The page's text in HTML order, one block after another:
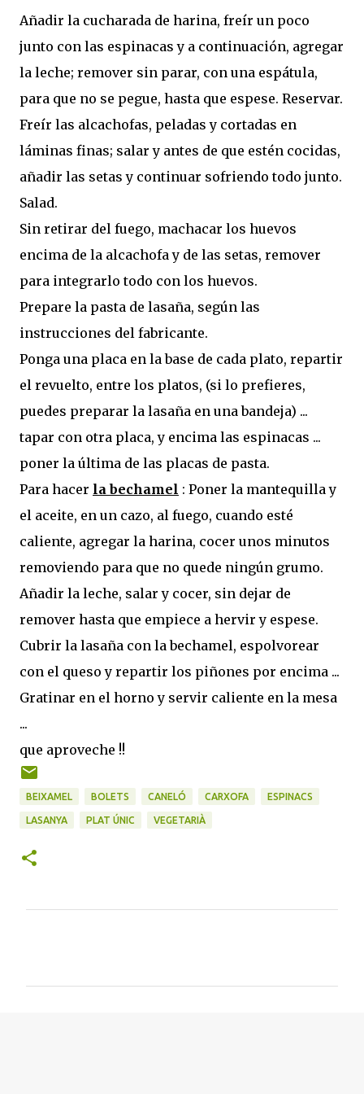
Añadir la cucharada de harina, freír un poco
junto con las espinacas y a continuación, agregar
la leche; remover sin parar, con una espátula,
para que no se pegue, hasta que espese. Reservar.
Freír las alcachofas, peladas y cortadas en
láminas finas; salar y antes de que estén cocidas,
añadir las setas y continuar sofriendo todo junto.
Salad.
Sin retirar del fuego, machacar los huevos
encima de la alcachofa y de las setas, remover
para integrarlo todo con los huevos.
Prepare la pasta de lasaña, según las
instrucciones del fabricante.
Ponga una placa en la base de cada plato, repartir
el revuelto, entre los platos, (si lo prefieres,
puedes preparar la lasaña en una bandeja) ...
tapar con otra placa, y encima las espinacas ...
poner la última de las placas de pasta.
Para hacer la bechamel : Poner la mantequilla y
el aceite, en un cazo, al fuego, cuando esté
caliente, agregar la harina, cocer unos minutos
removiendo para que no quede ningún grumo.
Añadir la leche, salar y cocer, sin dejar de
remover hasta que empiece a hervir y espese.
Cubrir la lasaña con la bechamel, espolvorear
con el queso y repartir los piñones por encima ...
Gratinar en el horno y servir caliente en la mesa
...
que aproveche !!
BEIXAMEL BOLETS CANELÓ CARXOFA ESPINACS
LASANYA PLAT ÚNIC VEGETARIÀ